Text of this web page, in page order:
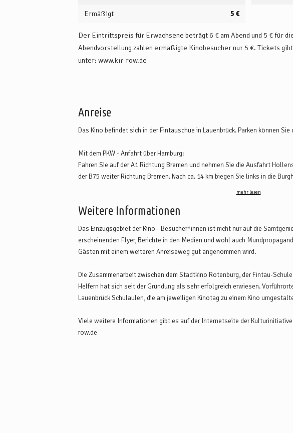
Ermäßigt 5 €
Der Eintrittspreis für Erwachsene beträgt 6 € am Abend und 5 € für
Abendvorstellung zahlen ermäßigte Kinobesucher nur 5 €. Tickets
unter: www.kir-row.de
Anreise
Das Kino befindet sich in der Fintauschue in Lauenbrück. Parken können
Mit dem PKW - Anfahrt über Hamburg:
Fahren Sie auf der A1 Richtung Bremen und nehmen Sie die Ausfahrt
der B75 weiter Richtung Bremen. Nach ca. 14 km biegen Sie links in die
Sie die Ausfahrt Stuckenborstel und fahren auf der B75 Richtung
vorbei, über Scheeßel Richtung Tostedt. Etwa 6 km nach Scheeßel biegen
Rittergut/Bahnhofsstraße, folgen der Straße ca. 2 k m und biegen dann
An der Bahnstation Lauenbrück halten stündlich Züge aus Bremen und
eine Bushaltestelle. Weitere Informationen unter http://www.weser-ems-
mehr lesen
Weitere Informationen
Das Einzugsgebiet der Kino - Besucher*innen ist nicht nur auf die
erscheinenden Flyer, Berichte in den Medien und wohl auch
Gästen mit einem weiteren Anreiseweg gut angenommen wird.
Die Zusammenarbeit zwischen dem Stadtkino Rotenburg, der Fintau-
Helfern hat sich seit der Gründung als sehr erfolgreich erwiesen.
Lauenbrück Schulaulen, die am jeweiligen Kinotag zu einem Kino
Viele weitere Informationen gibt es auf der Internetseite der Kulturinitiative
row.de